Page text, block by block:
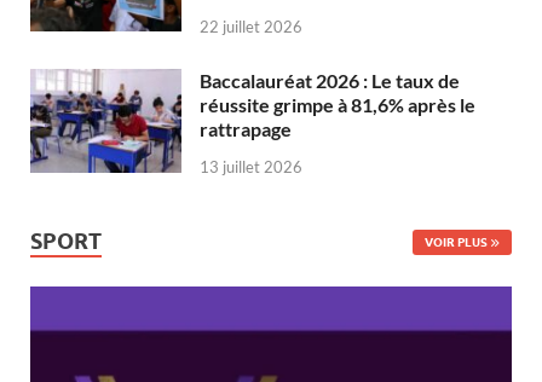
22 juillet 2026
Baccalauréat 2026 : Le taux de
réussite grimpe à 81,6% après le
rattrapage
13 juillet 2026
SPORT VOIR PLUS